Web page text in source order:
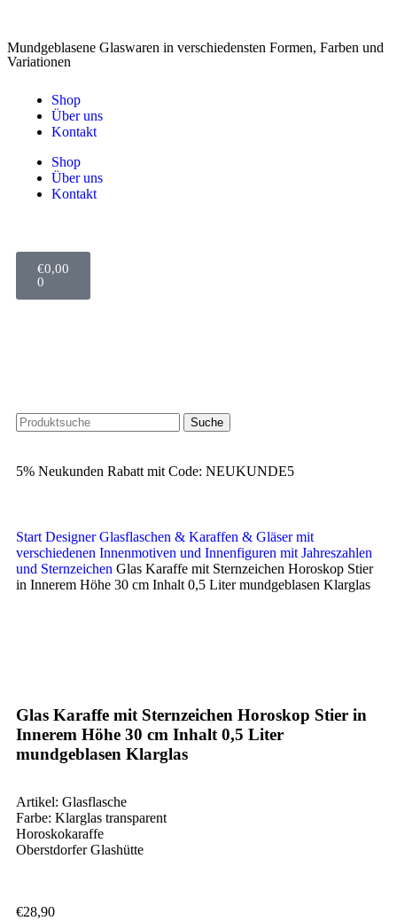
Mundgeblasene Glaswaren in verschiedensten Formen, Farben und
Variationen
Shop
Über uns
Kontakt
Shop
Über uns
Kontakt
€0,00
0
Suche
5% Neukunden Rabatt mit Code: NEUKUNDE5
Start Designer Glasflaschen & Karaffen & Gläser mit
verschiedenen Innenmotiven und Innenfiguren mit Jahreszahlen
und Sternzeichen Glas Karaffe mit Sternzeichen Horoskop Stier
in Innerem Höhe 30 cm Inhalt 0,5 Liter mundgeblasen Klarglas
Glas Karaffe mit Sternzeichen Horoskop Stier in
Innerem Höhe 30 cm Inhalt 0,5 Liter
mundgeblasen Klarglas
Artikel: Glasflasche
Farbe: Klarglas transparent
Horoskokaraffe
Oberstdorfer Glashütte
€28,90